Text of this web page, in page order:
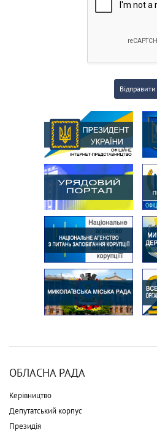
Відправити
ОБЛАСНА РАДА
Керівництво
Депутатський корпус
Президія